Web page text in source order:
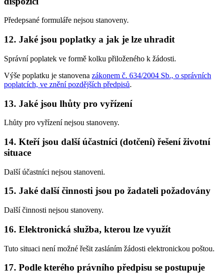
Předepsané formuláře nejsou stanoveny.
12. Jaké jsou poplatky a jak je lze uhradit
Správní poplatek ve formě kolku přiloženého k žádosti.
Výše poplatku je stanovena zákonem č. 634/2004 Sb., o správních
poplatcích, ve znění pozdějších předpisů.
13. Jaké jsou lhůty pro vyřízení
Lhůty pro vyřízení nejsou stanoveny.
14. Kteří jsou další účastníci (dotčení) řešení životní
situace
Další účastníci nejsou stanoveni.
15. Jaké další činnosti jsou po žadateli požadovány
Další činnosti nejsou stanoveny.
16. Elektronická služba, kterou lze využít
Tuto situaci není možné řešit zasláním žádosti elektronickou poštou.
17. Podle kterého právního předpisu se postupuje